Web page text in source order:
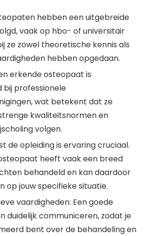
hebben een uitgebreide
vaak op hbo- of universitair
ze zowel theoretische kennis als
hebben opgedaan.
erkende osteopaat is
professionele
wat betekent dat ze
kwaliteitsnormen en
volgen.
de opleiding is ervaring cruciaal.
heeft vaak een breed
behandeld en kan daardoor
op jouw specifieke situatie.
vaardigheden: Een goede
duidelijk communiceren, zodat je
bent over de behandeling en